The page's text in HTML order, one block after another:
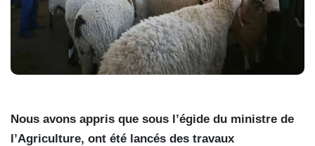
Nous avons appris que sous l’égide du ministre de
l’Agriculture, ont été lancés des travaux